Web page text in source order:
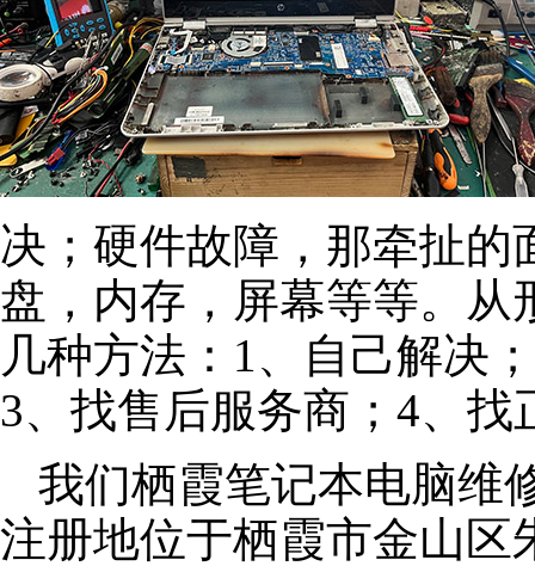
决；硬件故障，那牵扯的
盘，内存，屏幕等等。从
几种方法：1、自己解决
3、找售后服务商；4、找
我们栖霞笔记本电脑维
注册地位于栖霞市金山区